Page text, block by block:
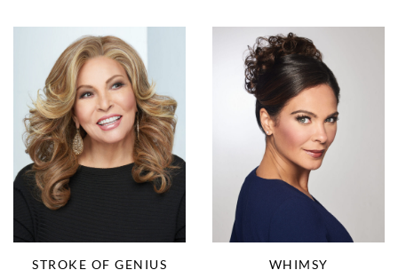
STROKE OF GENIUS WHIMSY